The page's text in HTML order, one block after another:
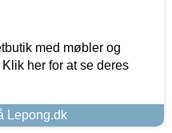
med møbler og
her for at se deres
Lepong.dk